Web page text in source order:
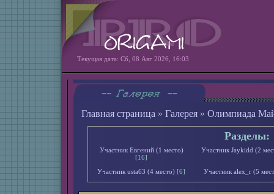
Текущая дата: Сб, 08 Авг 2026, 16:03
Главная страница » Галерея » Олимпиада
Разделы:
Участник Евгений (1 место)
[16]
Участник Jaykidd (2
Участник usta63 (4 место) [6] Участник alex_r (5